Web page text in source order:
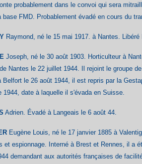
probablement dans le convoi qui sera
base FMD. Probablement évadé en cours du
Raymond, né le 15 mai 1917. à Nantes.
Joseph, né le 30 août 1903. Horticulteur à
Nantes le 22 juillet 1944. Il rejoint le groupe
Belfort le 26 août 1944, il est repris par la
1944, date à laquelle il s'évada en Suisse.
Adrien. Évadé à Langeais le 6 août 44.
Eugène Louis, né le 17 janvier 1885 à
et espionnage. Interné à Brest et Rennes, il a
demandant aux autorités françaises de